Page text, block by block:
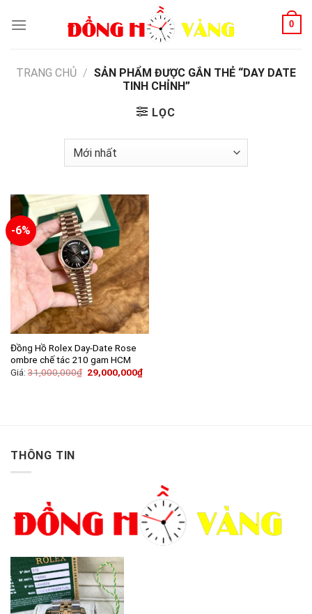
0
TRANG CHỦ / SẢN PHẨM ĐƯỢC GẮN THẺ “DAY DATE
TINH CHỈNH”
LỌC
-6%
Đồng Hồ Rolex Day-Date Rose
ombre chế tác 210 gam HCM
Giá:31,000,000₫ 29,000,000₫
THÔNG TIN